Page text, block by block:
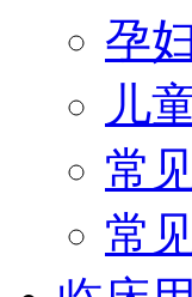
孕
儿
常
常